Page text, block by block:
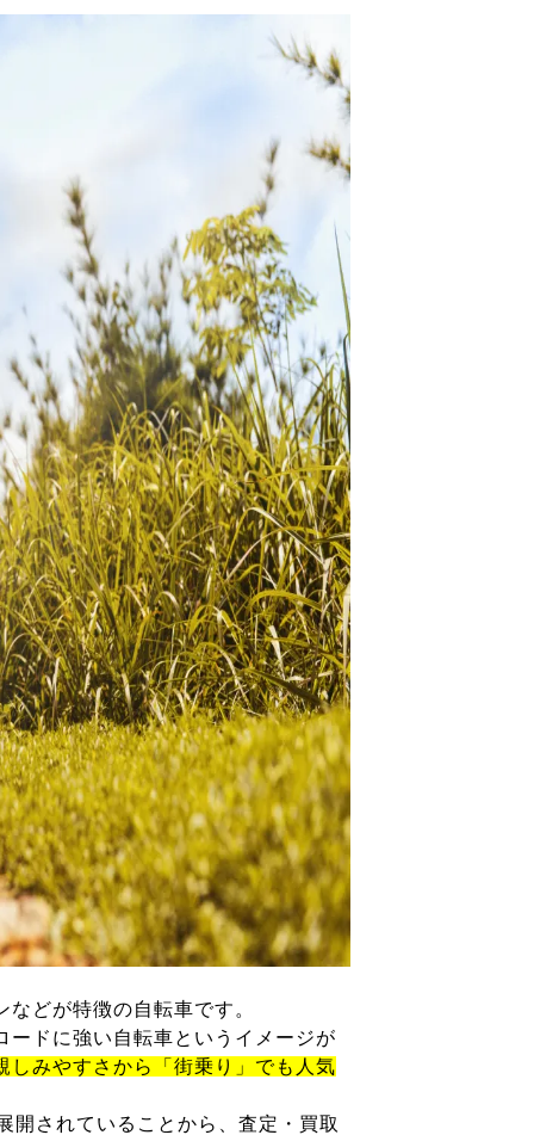
どが特徴の自転車です。
ードに強い自転車というイメージが
しみやすさから「街乗り」でも人気
開されていることから、査定・買取